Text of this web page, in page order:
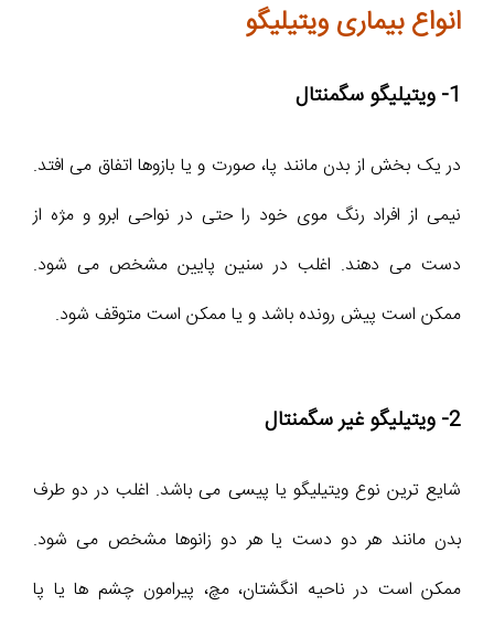
انواع بیماری ویتیلیگو
1- ویتیلیگو سگمنتال
در یک بخش از بدن مانند پا، صورت و یا بازوها اتفاق می افتد.
نیمی از افراد رنگ موی خود را حتی در نواحی ابرو و مژه از
دست می دهند. اغلب در سنین پایین مشخص می شود.
ممکن است پیش رونده باشد و یا ممکن است متوقف شود.
2- ویتیلیگو غیر سگمنتال
شایع ترین نوع ویتیلیگو یا پیسی می باشد. اغلب در دو طرف
بدن مانند هر دو دست یا هر دو زانوها مشخص می شود.
ممکن است در ناحیه انگشتان، مچ، پیرامون چشم ها یا پا